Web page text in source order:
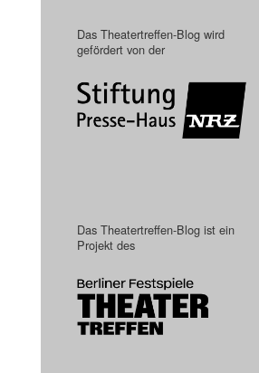
Das Theatertreffen-Blog wird
gefördert von der
Das Theatertreffen-Blog ist ein
Projekt des